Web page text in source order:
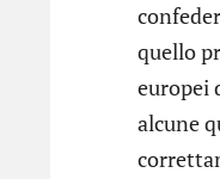
quello
europei
alcune